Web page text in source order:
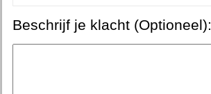
Beschrijf je klacht (Optioneel):